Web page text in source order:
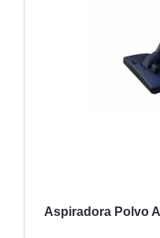
Aspiradora Polvo